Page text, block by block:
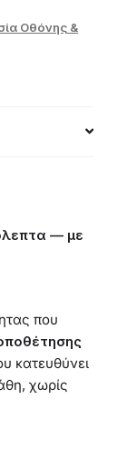
Οθόνης &
— με
που
κατευθύνει
χωρίς